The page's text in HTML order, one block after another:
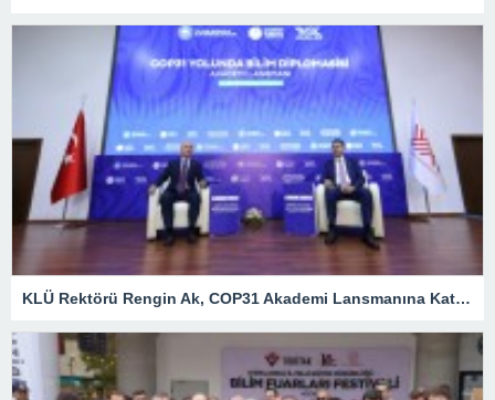
KLÜ Rektörü Rengin Ak, COP31 Akademi Lansmanına Katıldı